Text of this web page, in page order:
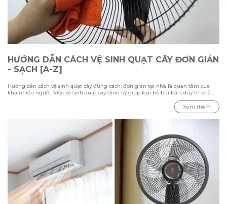
HƯỚNG DẪN CÁCH VỆ SINH QUẠT CÂY ĐƠN GIẢN
- SẠCH [A-Z]
Hướng dẫn cách vệ sinh quạt cây đúng cách, đơn giản tại nhà là quan tâm của
khá nhiều người. Việc vệ sinh quạt cây định kỳ giúp loại bỏ bụi bẩn, duy trì khả
năng làm mát và kéo dài tuổi thọ thiết bị. Trong bài viết này Hawonkoo sẽ hướng
dẫn chi tiết các bước vệ sinh từ cách tháo lắp, làm sạch từng bộ phận đến những
Xem thêm